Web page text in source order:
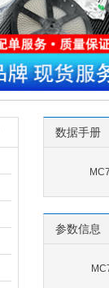
数据手册
参数信息